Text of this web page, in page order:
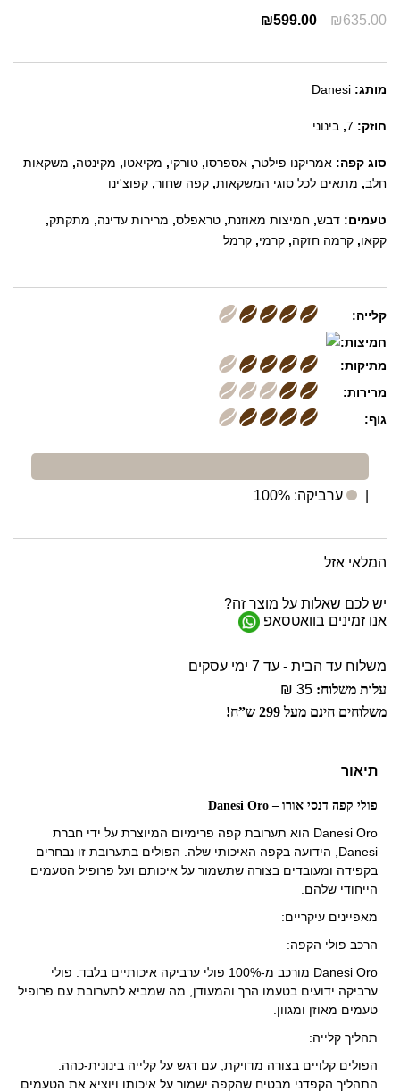
₪635.00
₪599.00
מותג: Danesi
חוזק: 7
, בינוני
סוג קפה: אמריקנו פילטר, אספרסו, טורקי, מקיאטו, מקינטה, משקאות
חלב, מתאים לכל סוגי המשקאות, קפה שחור, קפוצ'ינו
טעמים: דבש, חמיצות מאוזנת, טראפלס, מרירות עדינה, מתקתק,
קקאו, קרמה חזקה, קרמי, קרמל
קלייה:
חמיצות:
מתיקות:
מרירות:
גוף:
ערביקה: 100%
המלאי אזל
יש לכם שאלות על מוצר זה?
אנו זמינים בוואטסאפ
משלוח עד הבית - עד 7 ימי עסקים
עלות משלוח:
משלוחים חינם מעל 299 ש”ח!
תיאור
פולי קפה דנסי אורו – Danesi Oro
Danesi Oro הוא תערובת קפה פרימיום המיוצרת על ידי חברת
Danesi, הידועה בקפה האיכותי שלה. הפולים בתערובת זו נבחרים
בקפידה ומעובדים בצורה שתשמור על איכותם ועל פרופיל הטעמים
הייחודי שלהם.
מאפיינים עיקריים:
הרכב פולי הקפה:
Danesi Oro מורכב מ-100% פולי ערביקה איכותיים בלבד. פולי
ערביקה ידועים בטעמו הרך והמעודן, מה שמביא לתערובת עם פרופיל
טעמים מאוזן ומגוון.
תהליך קלייה:
הפולים קלויים בצורה מדויקת, עם דגש על קלייה בינונית-כהה.
התהליך הקפדני מבטיח שהקפה ישמור על איכותו ויוציא את הטעמים